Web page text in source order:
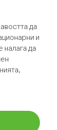
да
и
налага да